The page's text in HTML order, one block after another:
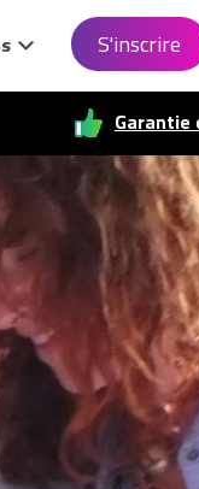
S'inscrire
Garantie